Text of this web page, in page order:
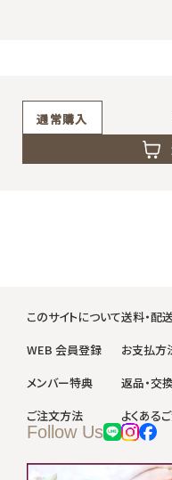
通常購入
このサイトについて
WEB 会員登録
メンバー特典
ご注文方法
送料・配
お支払方
返品・交
よくある
Follow Us